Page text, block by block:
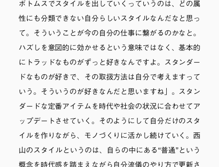
ボトムスでスタイルを出していくっていうのは、どの属
性にも分類できない自分らしいスタイルなんだなと思っ
て。そういうことが今の自分の仕事に繋がるのかなと。
ハズしを意図的に効かせるという意味ではなく、基本的
にトラッドなものがずっと好きなんですよ。スタンダー
ドなものが好きで、その取扱方法は自分で考えますって
いう。そういうのが好きなんだと思いますね」。スタン
ダードな定番アイテムを時代や社会の状況に合わせてア
ップデートさせていく。そのようにして自分だけのスタ
イルを作りながら、モノづくりに活かし続けていく。西
山のスタイルというのは、自らの中にある“普通”という
概念を時代感を踏まえながら自分流儀のやり方で更新さ